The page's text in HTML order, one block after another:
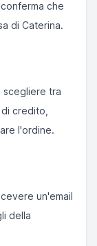
che
di Caterina.
scegliere tra
credito,
l'ordine.
un'email
della